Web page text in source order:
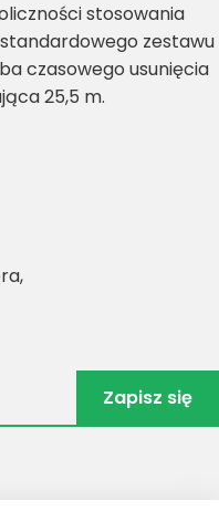
stosowania
zestawu
czasowego usunięcia
25,5 m.